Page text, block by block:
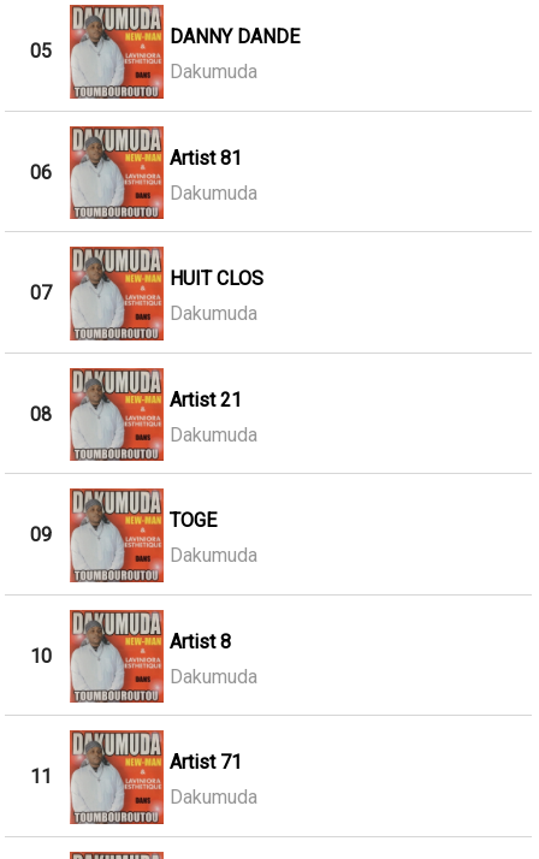
05
DANNY DANDE
Dakumuda
06
Artist 81
Dakumuda
07
HUIT CLOS
Dakumuda
08
Artist 21
Dakumuda
09
TOGE
Dakumuda
10
Artist 8
Dakumuda
11
Artist 71
Dakumuda